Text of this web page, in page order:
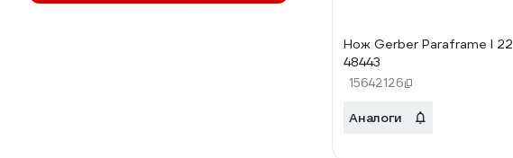
Нож Gerber Paraframe I 22
48443
15642126
Аналоги